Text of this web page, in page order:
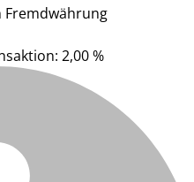
Fremdwährung
2,00 %